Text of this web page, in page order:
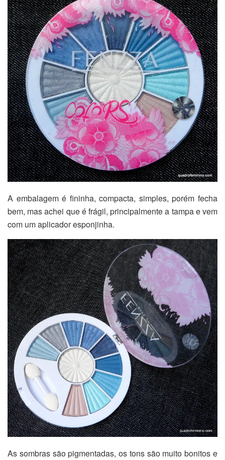
A embalagem é fininha, compacta, simples, porém fecha
bem, mas achei que é frágil, principalmente a tampa e vem
com um aplicador esponjinha.
As sombras são pigmentadas, os tons são muito bonitos e